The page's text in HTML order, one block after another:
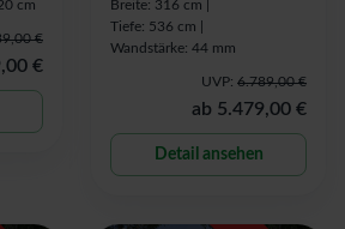
cm
€
€
Breite: 316 cm |
Tiefe: 536 cm |
Wandstärke: 44 mm
UVP: 6.789,00 €
ab 5.479,00 €
Detail ansehen